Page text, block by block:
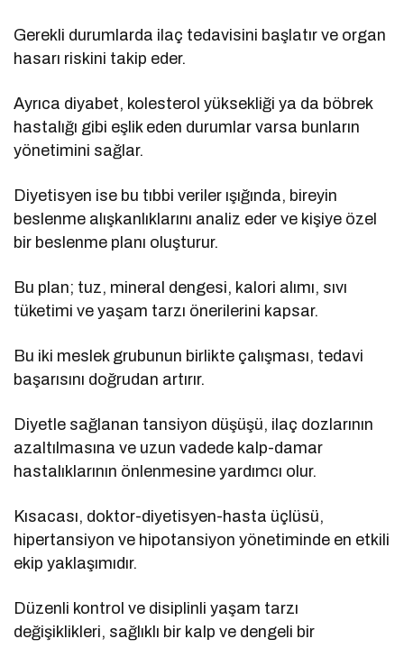
Gerekli durumlarda ilaç tedavisini başlatır ve organ
hasarı riskini takip eder.
Ayrıca diyabet, kolesterol yüksekliği ya da böbrek
hastalığı gibi eşlik eden durumlar varsa bunların
yönetimini sağlar.
Diyetisyen ise bu tıbbi veriler ışığında, bireyin
beslenme alışkanlıklarını analiz eder ve kişiye özel
bir beslenme planı oluşturur.
Bu plan; tuz, mineral dengesi, kalori alımı, sıvı
tüketimi ve yaşam tarzı önerilerini kapsar.
Bu iki meslek grubunun birlikte çalışması, tedavi
başarısını doğrudan artırır.
Diyetle sağlanan tansiyon düşüşü, ilaç dozlarının
azaltılmasına ve uzun vadede kalp-damar
hastalıklarının önlenmesine yardımcı olur.
Kısacası, doktor-diyetisyen-hasta üçlüsü,
hipertansiyon ve hipotansiyon yönetiminde en etkili
ekip yaklaşımıdır.
Düzenli kontrol ve disiplinli yaşam tarzı
değişiklikleri, sağlıklı bir kalp ve dengeli bir